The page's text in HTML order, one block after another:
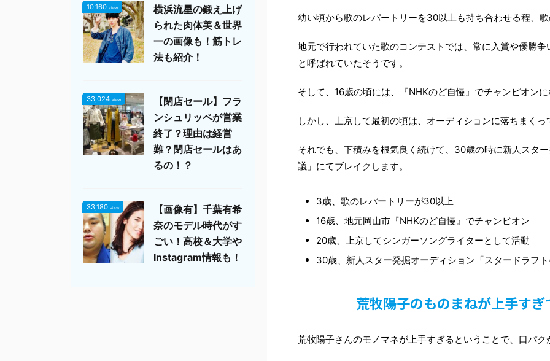
幼い頃から歌のレパートリーを30以上も持ち合わせる程、
地元で行われていた歌のコンテストでは、常に入賞や優勝
と呼ばれていたそうです。
そして、16歳の頃には、『NHKのど自慢』でチャンピオン
しかし、上京して最初の頃は、オーディションに落ちまくっ
それでも、下積みを根気良く続けて、30歳の時に新人スタ
議」にてブレイクします。
3歳、歌のレパートリーが30以上
16歳、地元岡山市『NHKのど自慢』でチャンピオン
20歳、上京してシンガーソングライターとして活動
30歳、新人スター発掘オーディション「スタードラフ
荒牧陽子のものまねが上手す
荒牧陽子さんのモノマネが上手すぎるということで、口パ
10,160 view
横浜流星の鍛え上げ
られた肉体美＆世界
一の画像も！筋トレ
法も紹介！
33,024 view
【閉店セール】フラ
ンシュリッペが営業
終了？理由は経営
難？閉店セールはあ
るの！？
33,180 view
【画像有】千葉有希
奈のモデル時代がす
ごい！高校＆大学や
Instagram情報も！